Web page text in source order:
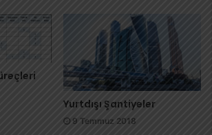
Yurtdışı Şantiyeler
9 Temmuz 2018